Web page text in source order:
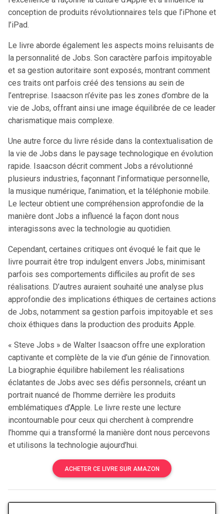
conception de produits révolutionnaires tels que l’iPhone et
l’iPad.
Le livre aborde également les aspects moins reluisants de
la personnalité de Jobs. Son caractère parfois impitoyable
et sa gestion autoritaire sont exposés, montrant comment
ces traits ont parfois créé des tensions au sein de
l’entreprise. Isaacson n’évite pas les zones d’ombre de la
vie de Jobs, offrant ainsi une image équilibrée de ce leader
charismatique mais complexe.
Une autre force du livre réside dans la contextualisation de
la vie de Jobs dans le paysage technologique en évolution
rapide. Isaacson décrit comment Jobs a révolutionné
plusieurs industries, façonnant l’informatique personnelle,
la musique numérique, l’animation, et la téléphonie mobile.
Le lecteur obtient une compréhension approfondie de la
manière dont Jobs a influencé la façon dont nous
interagissons avec la technologie au quotidien.
Cependant, certaines critiques ont évoqué le fait que le
livre pourrait être trop indulgent envers Jobs, minimisant
parfois ses comportements difficiles au profit de ses
réalisations. D’autres auraient souhaité une analyse plus
approfondie des implications éthiques de certaines actions
de Jobs, notamment sa gestion parfois impitoyable et ses
choix éthiques dans la production des produits Apple.
« Steve Jobs » de Walter Isaacson offre une exploration
captivante et complète de la vie d’un génie de l’innovation.
La biographie équilibre habilement les réalisations
éclatantes de Jobs avec ses défis personnels, créant un
portrait nuancé de l’homme derrière les produits
emblématiques d’Apple. Le livre reste une lecture
incontournable pour ceux qui cherchent à comprendre
l’homme qui a transformé la manière dont nous percevons
et utilisons la technologie aujourd’hui.
ACHETER CE LIVRE SUR AMAZON